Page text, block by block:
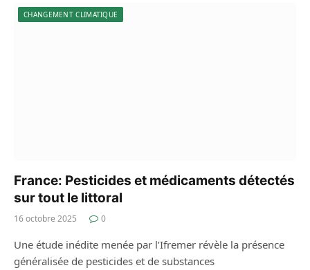
CHANGEMENT CLIMATIQUE
France: Pesticides et médicaments détectés
sur tout le littoral
16 octobre 2025 0
Une étude inédite menée par l’Ifremer révèle la présence
généralisée de pesticides et de substances